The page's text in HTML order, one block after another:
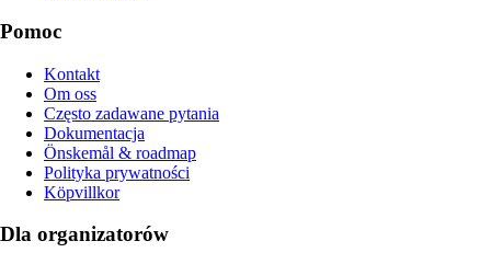
Pomoc
Kontakt
Om oss
Często zadawane pytania
Dokumentacja
Önskemål & roadmap
Polityka prywatności
Köpvillkor
Dla organizatorów